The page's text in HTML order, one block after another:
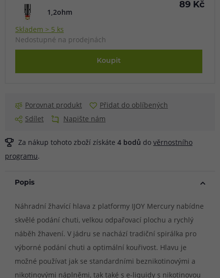
1,2ohm
Skladem > 5 ks
Nedostupné na prodejnách
89 Kč
Koupit
Porovnat produkt
Přidat do oblíbených
Sdílet
Napište nám
Za nákup tohoto zboží získáte 4 bodů do věrnostního
programu.
Popis
Náhradní žhavící hlava z platformy IJOY Mercury nabídne
skvělé podání chuti, velkou odpařovací plochu a rychlý
náběh žhavení. V jádru se nachází tradiční spirálka pro
výborné podání chuti a optimální kouřivost. Hlavu je
možné používat jak se standardními beznikotinovými a
nikotinovými náplněmi, tak také s e-liquidy s nikotinovou